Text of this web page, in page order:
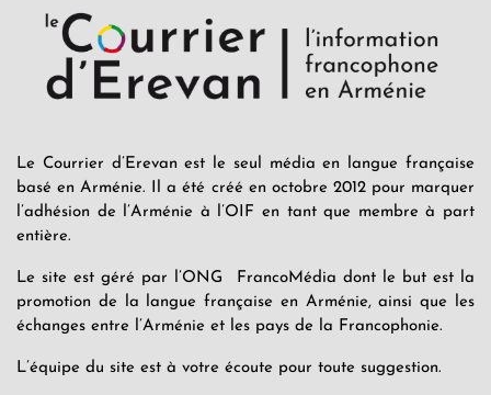
Le Courrier d’Erevan est le seul média en langue française
basé en Arménie. Il a été créé en octobre 2012 pour marquer
l’adhésion de l’Arménie à l’OIF en tant que membre à part
entière.
Le site est géré par l’ONG FrancoMédia dont le but est la
promotion de la langue française en Arménie, ainsi que les
échanges entre l’Arménie et les pays de la Francophonie.
L’équipe du site est à votre écoute pour toute suggestion.